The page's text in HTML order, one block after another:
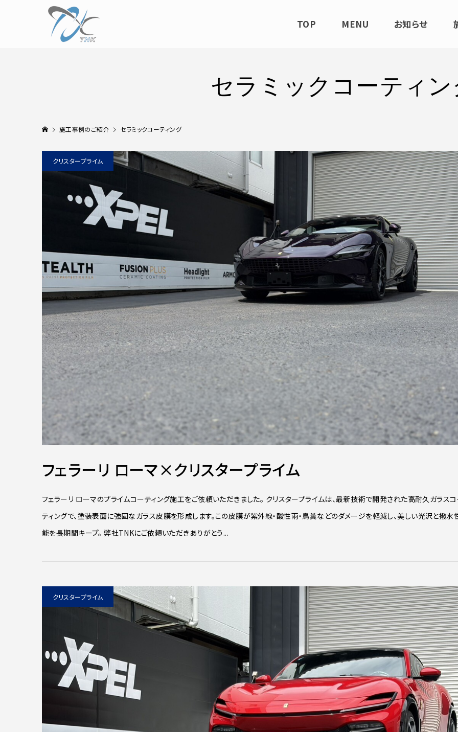
TOP MENU お知らせ
セラミックコーティン
施工事例のご紹介 セラミックコーティング
クリスタープライム
フェラーリ ローマ×クリスタープライム
フェラーリ ローマのプライムコーティング施工をご依頼いただきました。 クリスタープライムは、最新技術で開発された高耐久ガラス
ティングで、塗装表面に強固なガラス皮膜を形成します。この皮膜が紫外線・酸性雨・鳥糞などのダメージを軽減し、美しい光沢と撥水
能を長期間キープ。 弊社TNKにご依頼いただきありがとう...
クリスタープライム